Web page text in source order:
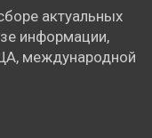
актуальных
информации,
международной